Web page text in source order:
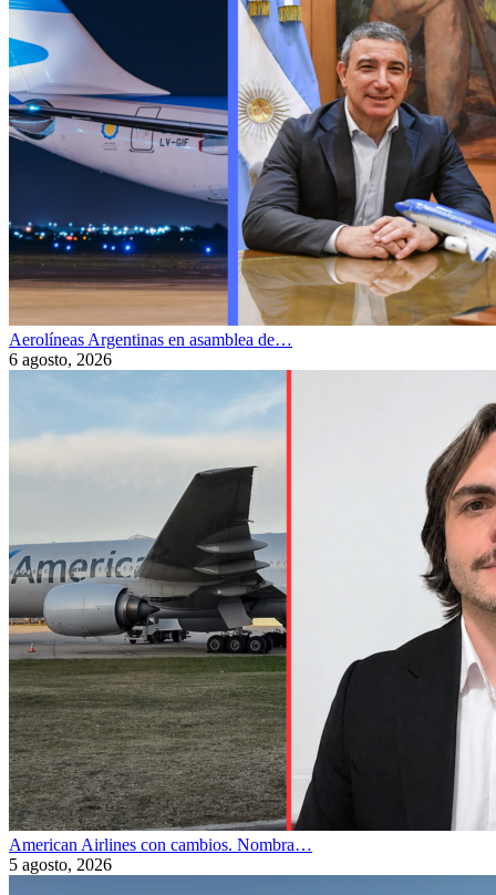
Aerolíneas Argentinas en asamblea de…
6 agosto, 2026
American Airlines con cambios. Nombra…
5 agosto, 2026